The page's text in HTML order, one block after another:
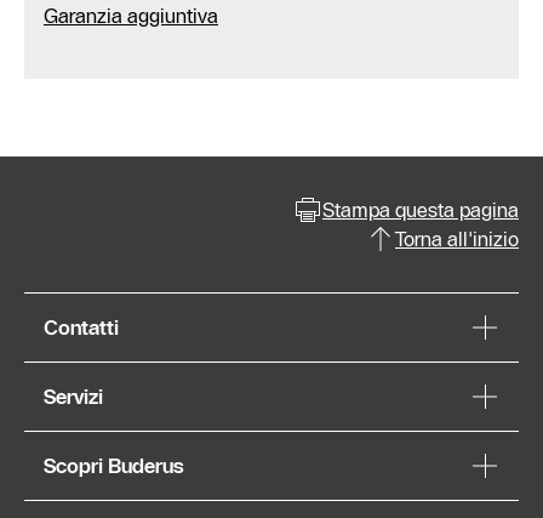
Garanzia aggiuntiva
Stampa questa pagina
Torna all'inizio
Contatti
Servizi
Scopri Buderus